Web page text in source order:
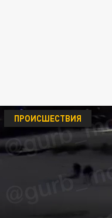
ПРОИСШЕСТВИЯ